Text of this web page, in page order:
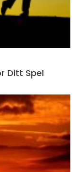
Ditt Spel